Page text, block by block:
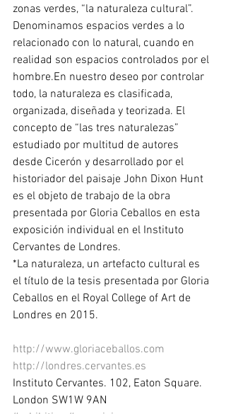
zonas verdes, “la naturaleza cultural”.
Denominamos espacios verdes a lo
relacionado con lo natural, cuando en
realidad son espacios controlados por el
hombre.En nuestro deseo por controlar
todo, la naturaleza es clasificada,
organizada, diseñada y teorizada. El
concepto de “las tres naturalezas”
estudiado por multitud de autores
desde Cicerón y desarrollado por el
historiador del paisaje John Dixon Hunt
es el objeto de trabajo de la obra
presentada por Gloria Ceballos en esta
exposición individual en el Instituto
Cervantes de Londres.
*La naturaleza, un artefacto cultural es
el título de la tesis presentada por Gloria
Ceballos en el Royal College of Art de
Londres en 2015.
http://www.gloriaceballos.com
http://londres.cervantes.es
Instituto Cervantes. 102, Eaton Square.
London SW1W 9AN